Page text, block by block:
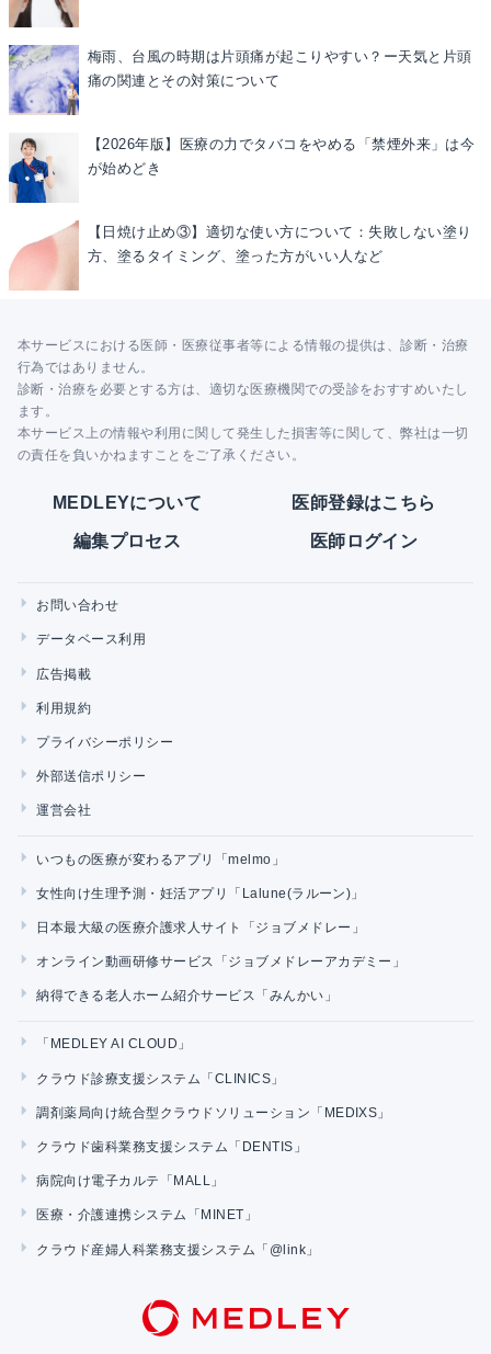
梅雨、台風の時期は片頭痛が起こりやすい？ー天気と片頭
痛の関連とその対策について
【2026年版】医療の力でタバコをやめる「禁煙外来」は今
が始めどき
【日焼け止め③】適切な使い方について：失敗しない塗り
方、塗るタイミング、塗った方がいい人など
本サービスにおける医師・医療従事者等による情報の提供は、診断・治療
行為ではありません。
診断・治療を必要とする方は、適切な医療機関での受診をおすすめいたし
ます。
本サービス上の情報や利用に関して発生した損害等に関して、弊社は一切
の責任を負いかねますことをご了承ください。
MEDLEYについて 医師登録はこちら
編集プロセス 医師ログイン
お問い合わせ
データベース利用
広告掲載
利用規約
プライバシーポリシー
外部送信ポリシー
運営会社
いつもの医療が変わるアプリ「melmo」
女性向け生理予測・妊活アプリ「Lalune(ラルーン)」
日本最大級の医療介護求人サイト「ジョブメドレー」
オンライン動画研修サービス「ジョブメドレーアカデミー」
納得できる老人ホーム紹介サービス「みんかい」
「MEDLEY AI CLOUD」
クラウド診療支援システム「CLINICS」
調剤薬局向け統合型クラウドソリューション「MEDIXS」
クラウド歯科業務支援システム「DENTIS」
病院向け電子カルテ「MALL」
医療・介護連携システム「MINET」
クラウド産婦人科業務支援システム「@link」